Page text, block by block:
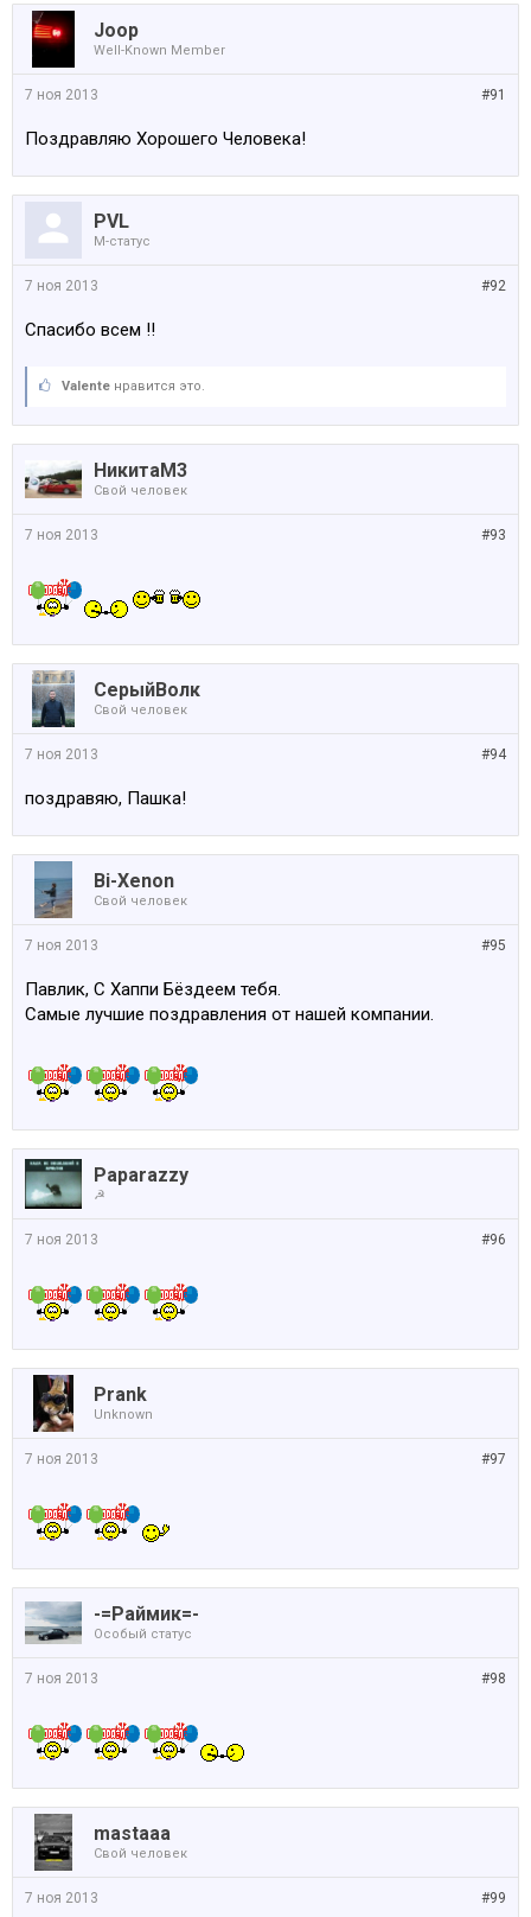
Joop
Well-Known Member
#91
7 ноя 2013
Поздравляю Хорошего Человека!
PVL
M-статус
#92
7 ноя 2013
Спасибо всем !!
Valente нравится это.
НикитаМ3
Свой человек
#93
7 ноя 2013
СерыйВолк
Свой человек
#94
7 ноя 2013
поздравяю, Пашка!
Bi-Xenon
Свой человек
#95
7 ноя 2013
Павлик, С Хаппи Бёздеем тебя.
Самые лучшие поздравления от нашей компании.
Paparazzy
☭
#96
7 ноя 2013
Prank
Unknown
#97
7 ноя 2013
-=Раймик=-
Особый статус
#98
7 ноя 2013
mastaaa
Свой человек
#99
7 ноя 2013